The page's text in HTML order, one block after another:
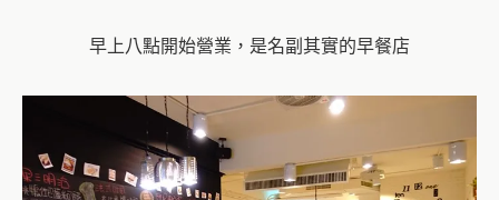
早上八點開始營業，是名副其實的早餐店